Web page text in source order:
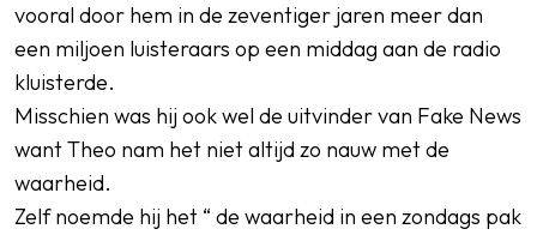
vooral door hem in de zeventiger jaren meer dan
een miljoen luisteraars op een middag aan de radio
kluisterde.
Misschien was hij ook wel de uitvinder van Fake News
want Theo nam het niet altijd zo nauw met de
waarheid.
Zelf noemde hij het “ de waarheid in een zondags pak